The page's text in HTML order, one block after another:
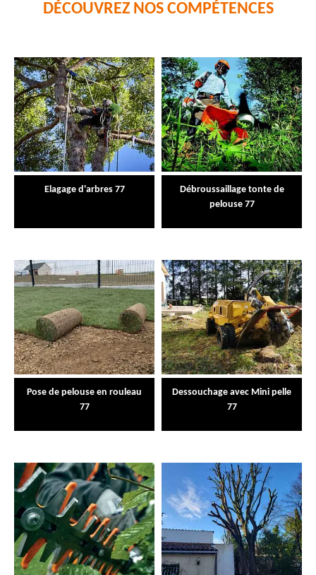
DÉCOUVREZ NOS COMPÉTENCES
Elagage d'arbres 77
Débroussaillage tonte de
pelouse 77
Pose de pelouse en rouleau
77
Dessouchage avec Mini pelle
77